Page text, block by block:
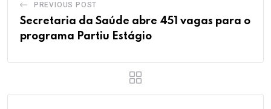
PREVIOUS POST
Secretaria da Saúde abre 451 vagas para o
programa Partiu Estágio